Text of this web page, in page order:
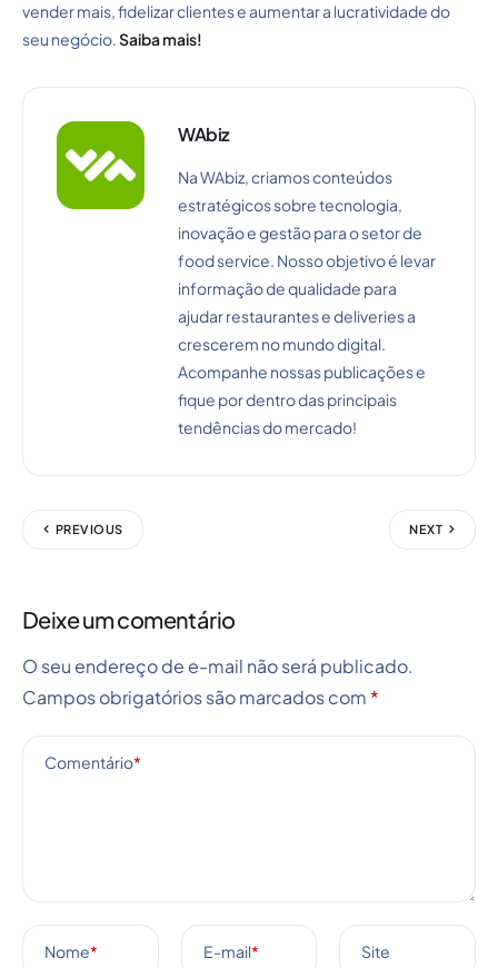
vender mais, fidelizar clientes e aumentar a lucratividade do
seu negócio.Saiba mais!
WAbiz
Na WAbiz, criamos conteúdos
estratégicos sobre tecnologia,
inovação e gestão para o setor de
food service. Nosso objetivo é levar
informação de qualidade para
ajudar restaurantes e deliveries a
crescerem no mundo digital.
Acompanhe nossas publicações e
fique por dentro das principais
tendências do mercado!
PREVIOUS NEXT
Deixe um comentário
O seu endereço de e-mail não será publicado.
Campos obrigatórios são marcados com *
Comentário*
Nome* E-mail* Site